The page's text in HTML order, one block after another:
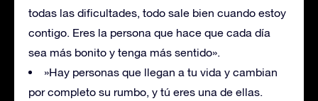
todas las dificultades, todo sale bien cuando estoy
contigo. Eres la persona que hace que cada día
sea más bonito y tenga más sentido».
»Hay personas que llegan a tu vida y cambian
por completo su rumbo, y tú eres una de ellas.